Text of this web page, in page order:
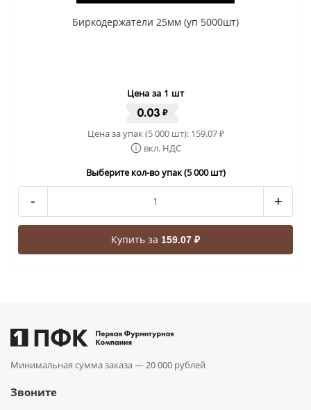
Биркодержатели 25мм (уп 5000шт)
Цена за 1 шт
0.03 ₽
Цена за упак (5 000 шт): 159.07₽
вкл. НДС
Выберите кол-во упак (5 000 шт)
- +
Купить за 159.07 ₽
Минимальная сумма заказа — 20 000 рублей
Звоните